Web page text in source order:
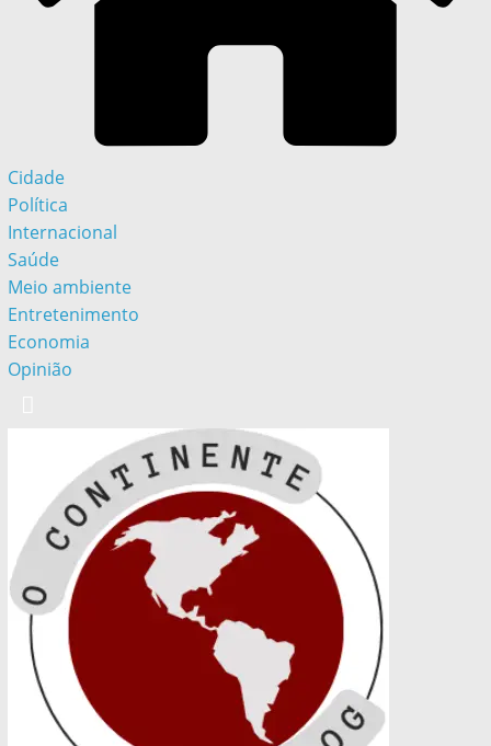
Cidade
Política
Internacional
Saúde
Meio ambiente
Entretenimento
Economia
Opinião